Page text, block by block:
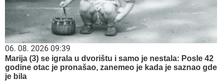
06. 08. 2026 09:39
Marija (3) se igrala u dvorištu i samo je nestala: Posle 42
godine otac je pronašao, zanemeo je kada je saznao gde
je bila